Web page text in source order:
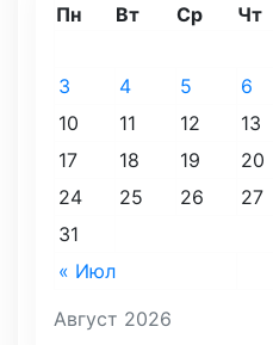
Август 2026
Пн Вт Ср Чт
« Июл
3
4 5 6
10
11 12 13
17
18 19 20
24
25 26 27
31